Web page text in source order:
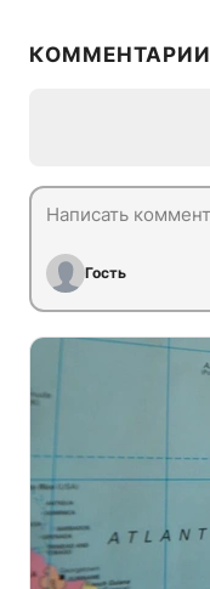
КОММЕНТАРИИ
Гость